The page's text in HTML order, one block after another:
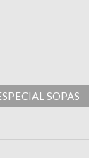
SOPAS